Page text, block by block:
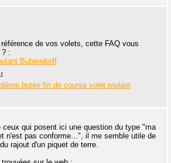
de vos volets, cette FAQ vous
? :
Bubendorff
butée fin de course volet roulant
ceux qui posent ici une question du type "ma
n'est pas conforme...", il me semble utile de
rajout d'un piquet de terre.